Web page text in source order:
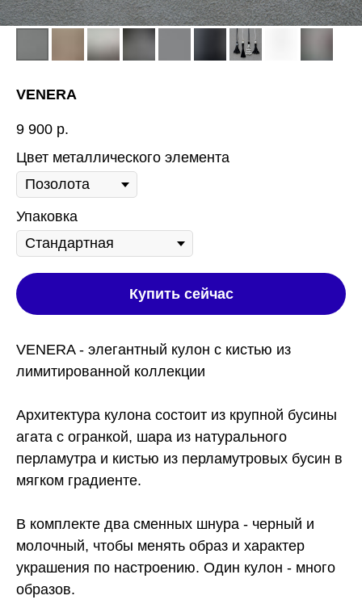
VENERA
9 900 р.
Цвет металлического элемента
Упаковка
Купить сейчас
VENERA - элегантный кулон с кистью из
лимитированной коллекции
Архитектура кулона состоит из крупной бусины
агата с огранкой, шара из натурального
перламутра и кистью из перламутровых бусин в
мягком градиенте.
В комплекте два сменных шнура - черный и
молочный, чтобы менять образ и характер
украшения по настроению. Один кулон - много
образов.